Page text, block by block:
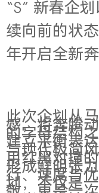
“S” 新春企
续向前的状
年开启全新奔
此次企划从
感，将奔腾
的字母结构
建立平衡表
与现代极简
用红黑对撞
形成鲜明张
行、速度与
划，不仅是